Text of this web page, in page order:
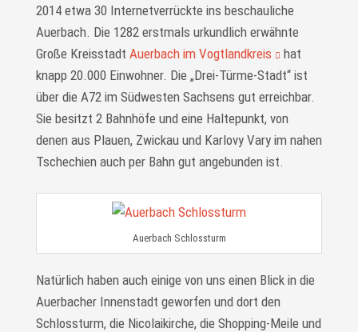
2014 etwa 30 Internetverrückte ins beschauliche
Auerbach. Die 1282 erstmals urkundlich erwähnte
Große Kreisstadt Auerbach im Vogtlandkreis
hat
knapp 20.000 Einwohner. Die „Drei-Türme-Stadt“ ist
über die A72 im Südwesten Sachsens gut erreichbar.
Sie besitzt 2 Bahnhöfe und eine Haltepunkt, von
denen aus Plauen, Zwickau und Karlovy Vary im nahen
Tschechien auch per Bahn gut angebunden ist.
Auerbach Schlossturm
Natürlich haben auch einige von uns einen Blick in die
Auerbacher Innenstadt geworfen und dort den
Schlossturm, die Nicolaikirche, die Shopping-Meile und